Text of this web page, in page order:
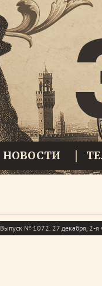
НОВОСТИ
Выпуск № 1072. 27 декабря, 2-я